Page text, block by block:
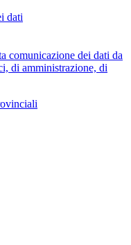
dati
comunicazione dei dati da
di amministrazione, di